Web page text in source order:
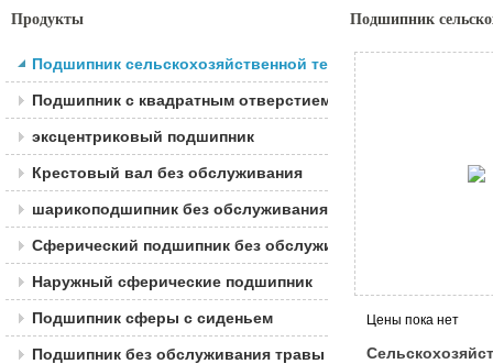
Продукты
Подшипник сельскохозяйственной техники
Подшипник с квадратным отверстием
эксцентриковый подшипник
Крестовый вал без обслуживания
шарикоподшипник без обслуживания
Сферический подшипник без обслуживания
Наружный сферические подшипник
Подшипник сферы с сиденьем
Подшипник без обслуживания травы
Подшипник
Цены пока нет